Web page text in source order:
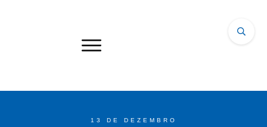
13 DE DEZEMBRO